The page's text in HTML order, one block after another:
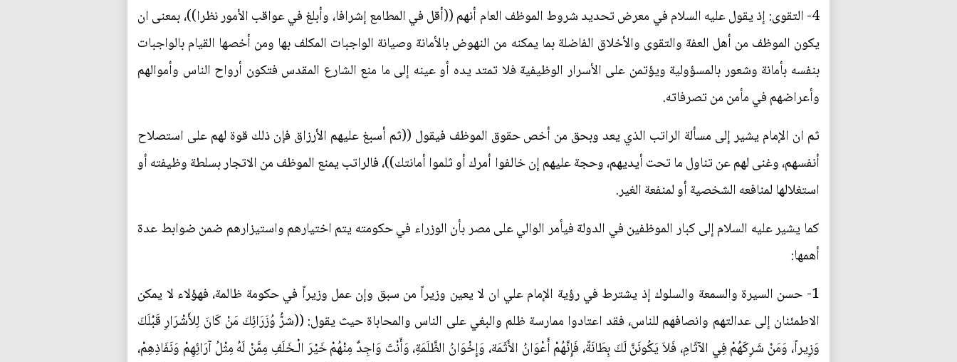
4- التقوى: إذ يقول عليه السلام في معرض تحديد شروط الموظف العام أنهم ((أقل في المطامع إشرافا، وأبلغ في عواقب الأمور نظرا))، بمعنى ان
يكون الموظف من أهل العفة والتقوى والأخلاق الفاضلة بما يمكنه من النهوض بالأمانة وصيانة الواجبات المكلف بها ومن أخصها القيام بالواجبات
بنفسه بأمانة وشعور بالمسؤولية ويؤتمن على الأسرار الوظيفية فلا تمتد يده أو عينه إلى ما منع الشارع المقدس فتكون أرواح الناس وأموالهم
وأعراضهم في مأمن من تصرفاته.
ثم ان الإمام يشير إلى مسألة الراتب الذي يعد وبحق من أخص حقوق الموظف فيقول ((ثم أسبغ عليهم الأرزاق فإن ذلك قوة لهم على استصلاح
أنفسهم، وغنى لهم عن تناول ما تحت أيديهم، وحجة عليهم إن خالفوا أمرك أو ثلموا أمانتك))، فالراتب يمنع الموظف من الاتجار بسلطة وظيفته أو
استغلالها لمنافعه الشخصية أو لمنفعة الغير.
كما يشير عليه السلام إلى كبار الموظفين في الدولة فيأمر الوالي على مصر بأن الوزراء في حكومته يتم اختيارهم واستيزارهم ضمن ضوابط عدة
أهمها:
1- حسن السيرة والسمعة والسلوك إذ يشترط في رؤية الإمام علي ان لا يعين وزيراً من سبق وإن عمل وزيراً في حكومة ظالمة، فهؤلاء لا يمكن
الاطمئنان إلى عدالتهم وانصافهم للناس، فقد اعتادوا ممارسة ظلم والبغي على الناس والمحاباة حيث يقول: ((شرُّ وُزَرَائِكَ مَنْ كَانَ لِلأَشْرَارِ قَبْلَكَ
وَزِيراً، وَمَنْ شَرِكَهُمْ فِي الآثَامِ، فَلاَ يَكُونَنَّ لَكَ بِطَانَةً، فَإِنَّهُمْ أَعْوَانُ الأَثَمَة، وَإِخْوَانُ الظَّلَمَةِ، وَأَنْتَ وَاجِدٌ مِنْهُمْ خَيْرَ الْـخَلَفِ مِمَّنْ لَهُ مِثْلُ آرَائِهِمْ وَنَفَاذِهِمْ،